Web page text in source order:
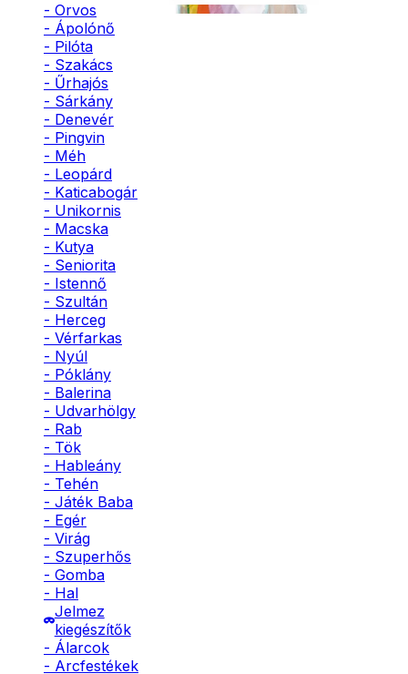
- Orvos
- Ápolónő
- Pilóta
- Szakács
- Űrhajós
- Sárkány
- Denevér
- Pingvin
- Méh
- Leopárd
- Katicabogár
- Unikornis
- Macska
- Kutya
- Seniorita
- Istennő
- Szultán
- Herceg
- Vérfarkas
- Nyúl
- Póklány
- Balerina
- Udvarhölgy
- Rab
- Tök
- Hableány
- Tehén
- Játék Baba
- Egér
- Virág
- Szuperhős
- Gomba
- Hal
Jelmez
kiegészítők
- Álarcok
- Arcfestékek